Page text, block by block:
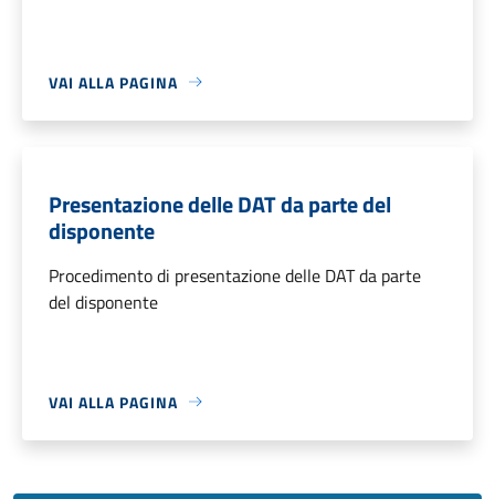
VAI ALLA PAGINA
Presentazione delle DAT da parte del
disponente
Procedimento di presentazione delle DAT da parte
del disponente
VAI ALLA PAGINA